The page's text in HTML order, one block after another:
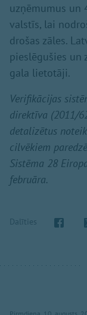
uzņēmumus un
valstīs, lai
drošas zāles.
pieslēgušies un
gala lietotāji.
Verifikācijas
direktīva (2011/
detalizētus
cilvēkiem
Sistēma 28
februāra.
Dalīties